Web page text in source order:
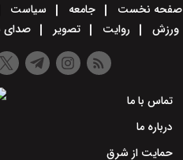
صفحه نخست جامعه سیاست
ورزش
روایت تصویر
تماس با ما
درباره ما
حمایت از شرق